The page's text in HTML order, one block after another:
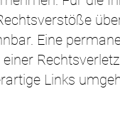
Eine
Links